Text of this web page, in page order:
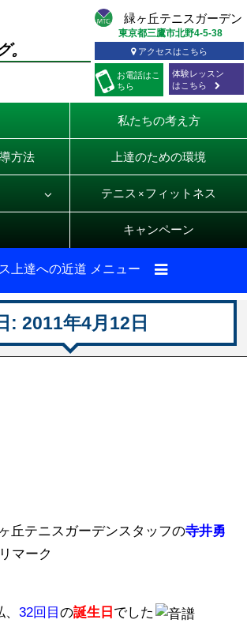
。
お電話はこ
ちら
東京都三鷹市北野4-5-38
アクセスはこちら
体験レッスン
はこちら
私たちの考え方
方法 上達のための環境
テニス × フィットネス
キャンペーン
上達への近道 メニュー
: 2011年4月12日
丘テニスガーデンスタッフの寺井勇
、32回目の誕生日 でした